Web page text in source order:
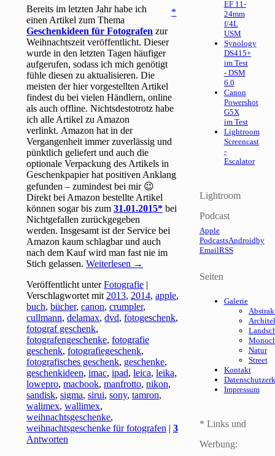
Bereits im letzten Jahr habe ich
einen Artikel zum Thema
Geschenkideen für Fotografen zur
Weihnachtszeit veröffentlicht. Dieser
wurde in den letzten Tagen häufiger
aufgerufen, sodass ich mich genötigt
fühle diesen zu aktualisieren. Die
meisten der hier vorgestellten Artikel
findest du bei vielen Händlern, online
als auch offline. Nichtsdestotrotz habe
ich alle Artikel zu Amazon
verlinkt. Amazon hat in der
Vergangenheit immer zuverlässig und
pünktlich geliefert und auch die
optionale Verpackung des Artikels in
Geschenkpapier hat positiven Anklang
gefunden – zumindest bei mir 😉
Direkt bei Amazon bestellte Artikel
können sogar bis zum31.01.2015
bei
Nichtgefallen zurückgegeben
werden. Insgesamt ist der Service bei
Amazon kaum schlagbar und auch
nach dem Kauf wird man fast nie im
Stich gelassen.Weiterlesen →
Veröffentlicht unter Fotografie |
Verschlagwortet mit 2013,2014,apple,
buch,bücher,canon,crumpler,
cullmann,delamax,dvd,fotogeschenk,
fotograf geschenk,
fotografengeschenke,fotografie
geschenk,fotografiegeschenk,
fotografisches geschenk, geschenke,
geschenkideen,imac,ipad,leica,leika,
lowepro,macbook,manfrotto,nikon,
sandisk,sigma,sirui,sony,tamron,
walimex,wallimex,
weihnachtsgeschenke,
weihnachtsgeschenke für fotografen |3
Antworten
EF 11-
24mm
f/4L
USM
Synology
DS415+
im Test
- DSM
6.0
Canon
Powershot
G5X
im Test
Lightroom
Screencast
-
Escalator
Lightroom
Podcast
Apple
PodcastsAndroidby
EmailRSS
Seiten
Galerie
Natur
Street
Kontakt
Impressum
* Links und
Werbung: